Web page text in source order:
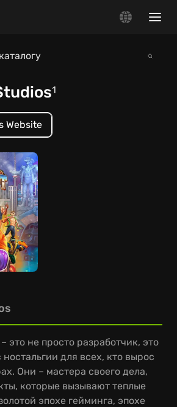
1
Website
это не просто разработчик, это
для всех, кто вырос
Они – мастера своего дела,
которые вызывают теплые
эпохе гейминга, эпохе